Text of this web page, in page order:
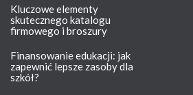
Kluczowe elementy
skutecznego katalogu
firmowego i broszury
Finansowanie edukacji: jak
zapewnić lepsze zasoby dla
szkół?